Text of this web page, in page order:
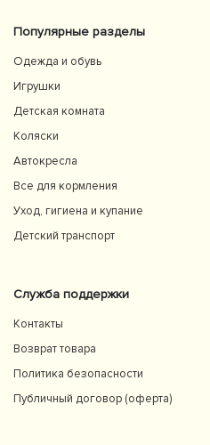
Популярные разделы
Одежда и обувь
Игрушки
Детская комната
Коляски
Автокресла
Все для кормления
Уход, гигиена и купание
Детский транспорт
Служба поддержки
Контакты
Возврат товара
Политика безопасности
Публичный договор (оферта)